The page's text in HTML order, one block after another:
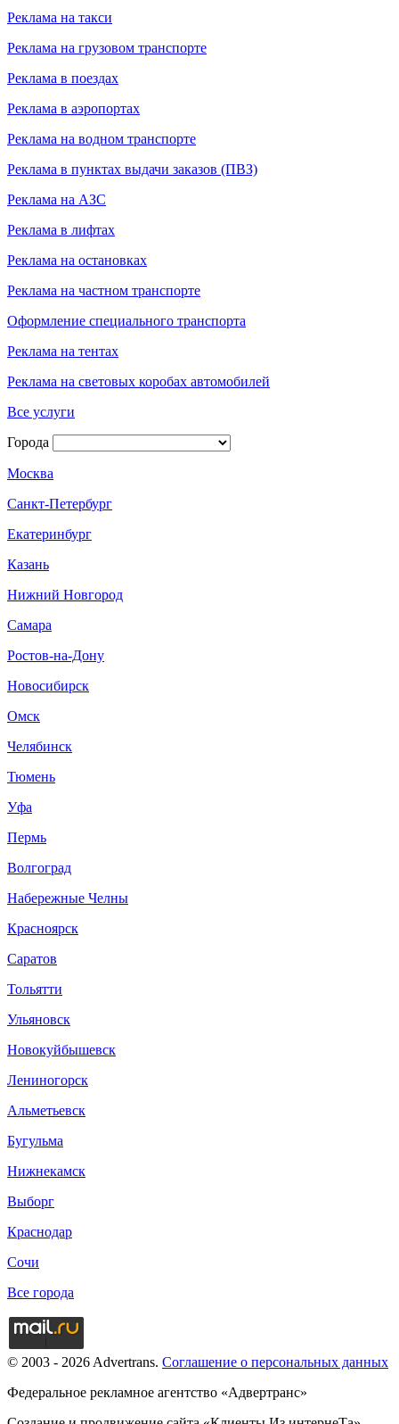
Реклама на такси
Реклама на грузовом транспорте
Реклама в поездах
Реклама в аэропортах
Реклама на водном транспорте
Реклама в пунктах выдачи заказов (ПВЗ)
Реклама на АЗС
Реклама в лифтах
Реклама на остановках
Реклама на частном транспорте
Оформление специального транспорта
Реклама на тентах
Реклама на световых коробах автомобилей
Все услуги
Города
Москва
Санкт-Петербург
Екатеринбург
Казань
Нижний Новгород
Самара
Ростов-на-Дону
Новосибирск
Омск
Челябинск
Тюмень
Уфа
Пермь
Волгоград
Набережные Челны
Красноярск
Саратов
Тольятти
Ульяновск
Новокуйбышевск
Лениногорск
Альметьевск
Бугульма
Нижнекамск
Выборг
Краснодар
Сочи
Все города
© 2003 - 2026 Advertrans. Соглашение о персональных данных
Федеральное рекламное агентство «Адвертранс»